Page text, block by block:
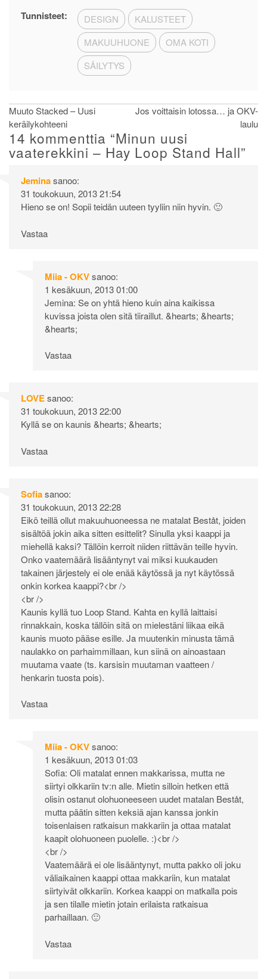
Tunnisteet: DESIGN
KALUSTEET
MAKUUHUONE
OMA KOTI
SÄILYTYS
Artikkelien
selaus
Muuto Stacked – Uusi
keräilykohteeni
Jos voittaisin lotossa… ja OKV-
laulu
14 kommenttia “Minun uusi
vaaterekkini – Hay Loop Stand Hall”
Jeminasanoo:
31 toukokuun, 2013 21:54
Hieno se on! Sopii teidän uuteen tyyliin niin hyvin. 🙂
Vastaa
Miia - OKVsanoo:
1 kesäkuun, 2013 01:00
Jemina: Se on yhtä hieno kuin aina kaikissa
kuvissa joista olen sitä tiiraillut. &hearts; &hearts;
&hearts;
Vastaa
LOVEsanoo:
31 toukokuun, 2013 22:00
Kyllä se on kaunis &hearts; &hearts;
Vastaa
Sofiasanoo:
31 toukokuun, 2013 22:28
Eikö teillä ollut makuuhuoneessa ne matalat Beståt, joiden
sisältöä jokin aika sitten esittelit? Sinulla yksi kaappi ja
miehellä kaksi? Tällöin kerroit niiden riittävän teille hyvin.
Onko vaatemäärä lisääntynyt vai miksi kuukauden
takainen järjestely ei ole enää käytössä ja nyt käytössä
onkin korkea kaappi?<br />
<br />
Kaunis kyllä tuo Loop Stand. Kahta en kyllä laittaisi
rinnakkain, koska tällöin sitä on mielestäni liikaa eikä
kaunis muoto pääse esille. Ja muutenkin minusta tämä
naulakko on parhaimmillaan, kun siinä on ainoastaan
muutama vaate (ts. karsisin muutaman vaatteen /
henkarin tuosta pois).
Vastaa
Miia - OKVsanoo:
1 kesäkuun, 2013 01:03
Sofia: Oli matalat ennen makkarissa, mutta ne
siirtyi olkkariin tv:n alle. Mietin silloin hetken että
olisin ostanut olohuoneeseen uudet matalan Beståt,
mutta päätin sitten keksiä ajan kanssa jonkin
toisenlaisen ratkaisun makkariin ja ottaa matalat
kaapit olohuoneen puolelle. :)<br />
<br />
Vaatemäärä ei ole lisääntynyt, mutta pakko oli joku
väliaikainen kaappi ottaa makkariin, kun matalat
siirtyivät olkkariin. Korkea kaappi on matkalla pois
ja sen tilalle mietin jotain erilaista ratkaisua
parhaillaan. 🙂
Vastaa